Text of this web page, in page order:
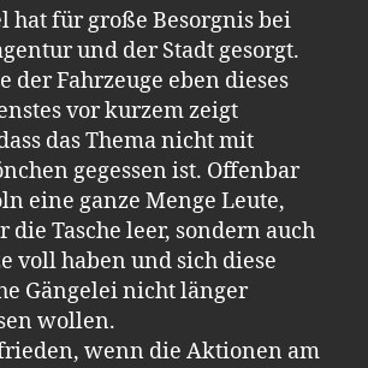
hat für große Besorgnis bei
und der Stadt gesorgt.
der Fahrzeuge eben dieses
vor kurzem zeigt
das Thema nicht mit
gegessen ist. Offenbar
eine ganze Menge Leute,
die Tasche leer, sondern auch
voll haben und sich diese
Gängelei nicht länger
wollen.
wenn die Aktionen am